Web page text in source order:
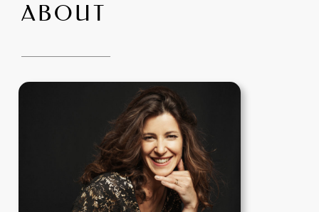
ABOUT